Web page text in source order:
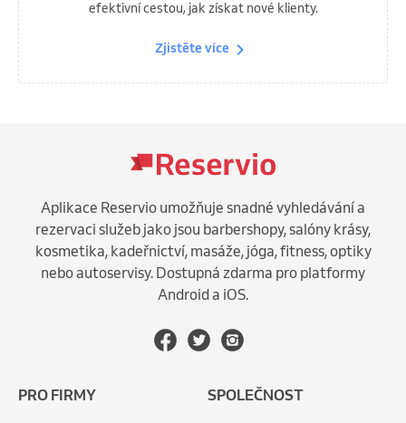
efektivní cestou, jak získat nové klienty.
Zjistěte více
Aplikace Reservio umožňuje snadné vyhledávání a
rezervaci služeb jako jsou barbershopy, salóny krásy,
kosmetika, kadeřnictví, masáže, jóga, fitness, optiky
nebo autoservisy. Dostupná zdarma pro platformy
Android a iOS.
PRO FIRMY SPOLEČNOST